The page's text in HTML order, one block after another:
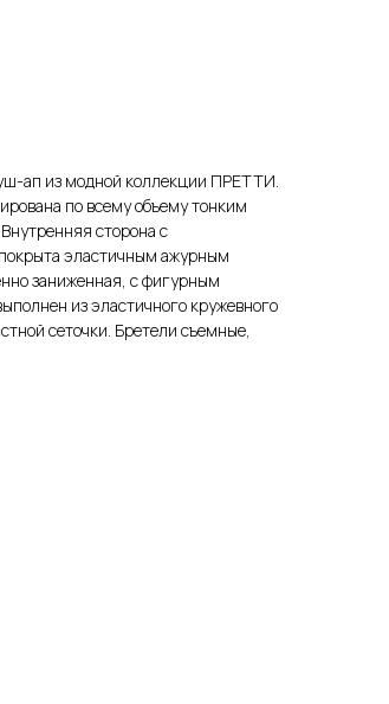
ап из модной коллекции ПРЕТТИ.
по всему объему тонким
сторона с
эластичным ажурным
заниженная, с фигурным
из эластичного кружевного
сеточки. Бретели съемные,